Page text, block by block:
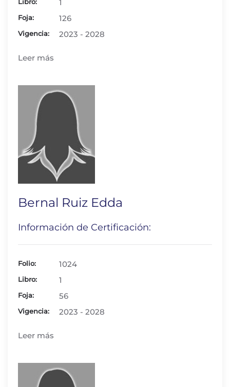
1
Foja: 126
Vigencia: 2023 - 2028
Leer más
Bernal Ruiz Edda
Información de Certificación:
Folio: 1024
Libro: 1
Foja: 56
Vigencia: 2023 - 2028
Leer más